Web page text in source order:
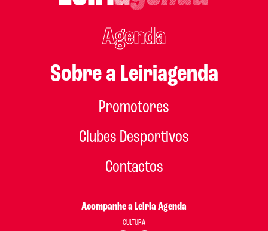
Agenda
Sobre a Leiriagenda
Promotores
Clubes Desportivos
Contactos
Acompanhe a Leiria Agenda
CULTURA